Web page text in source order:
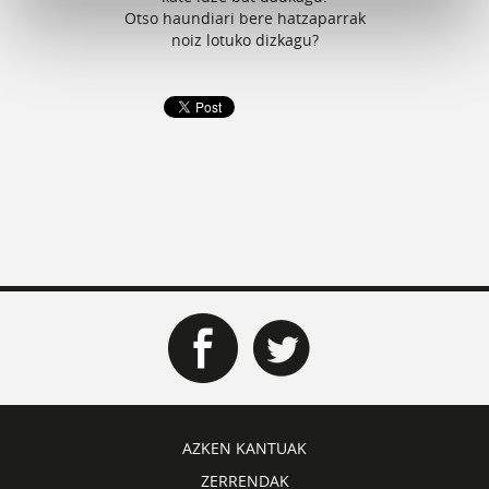
Otso haundiari bere hatzaparrak
noiz lotuko dizkagu?
AZKEN KANTUAK
ZERRENDAK